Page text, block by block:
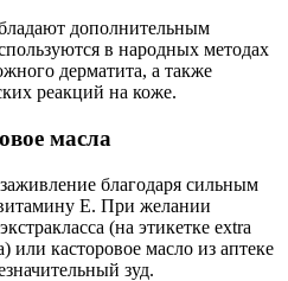
дополнительным
в народных методах
дерматита, а также
реакций на коже.
масла
благодаря сильным
E. При желании
(на этикетке extra
касторовое масло из аптеке
зуд.